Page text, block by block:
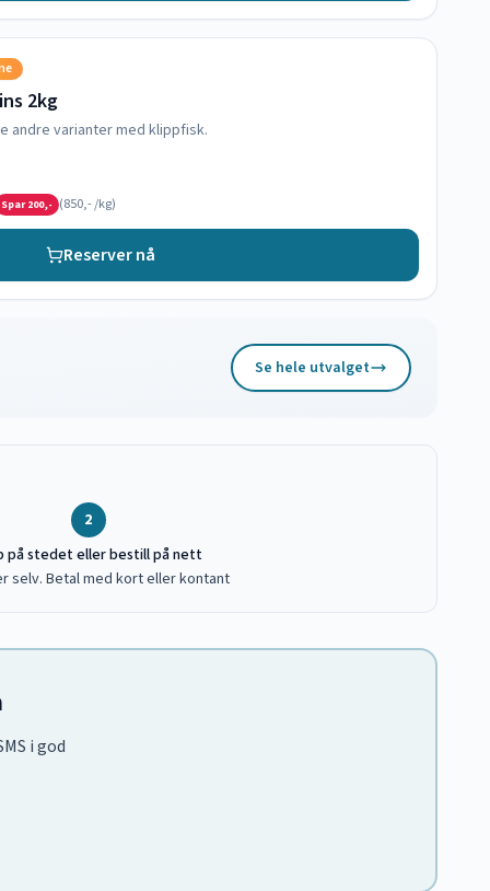
2kg
andre varianter med klippfisk.
Spar200,- (850,-/kg)
Reserver nå
Se hele utvalget
2
på stedet eller bestill på nett
selv. Betal med kort eller kontant
i god